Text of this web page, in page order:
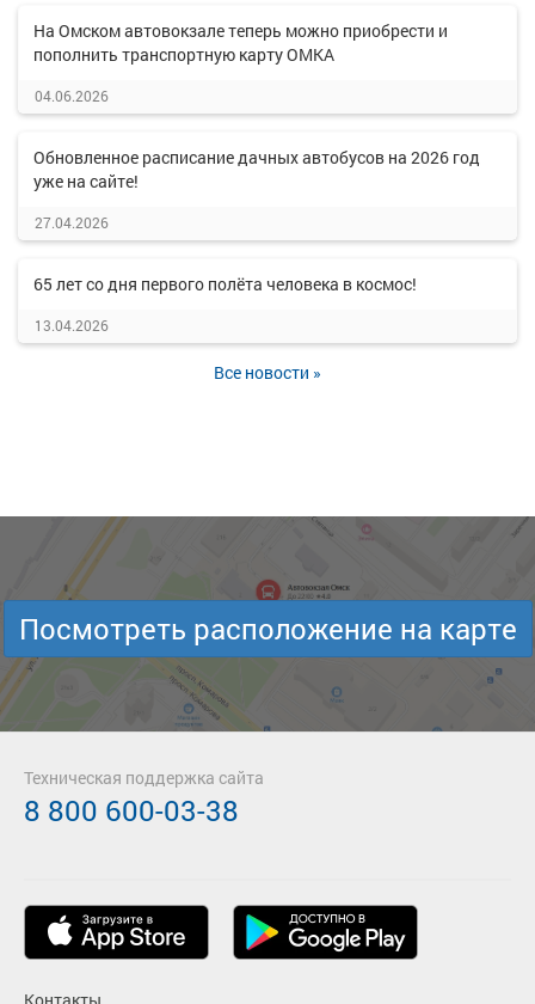
На Омском автовокзале теперь можно приобрести и
пополнить транспортную карту ОМКА
04.06.2026
Обновленное расписание дачных автобусов на 2026 год
уже на сайте!
27.04.2026
65 лет со дня первого полёта человека в космос!
13.04.2026
Все новости »
Посмотреть расположение на карте
Техническая поддержка сайта
8 800 600-03-38